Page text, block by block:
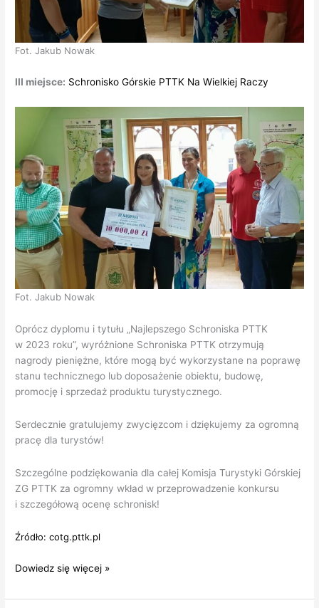
Fot. Jakub Nowak
III miejsce: Schronisko Górskie PTTK Na Wielkiej Raczy
Fot. Jakub Nowak
Oprócz dyplomu i tytułu „Najlepszego Schroniska PTTK
w 2023 roku”, wyróżnione Schroniska PTTK otrzymują
nagrody pieniężne, które mogą być wykorzystane na poprawę
stanu technicznego lub doposażenie obiektu, budowę,
promocję i sprzedaż produktu turystycznego.
Serdecznie gratulujemy zwycięzcom i dziękujemy za ogromną
pracę dla turystów!
Szczególne podziękowania dla całej Komisja Turystyki Górskiej
ZG PTTK za ogromny wkład w przeprowadzenie konkursu
i szczegółową ocenę schronisk!
Źródło: cotg.pttk.pl
Wręczenie
w Konkursie
Dowiedz się więcej »